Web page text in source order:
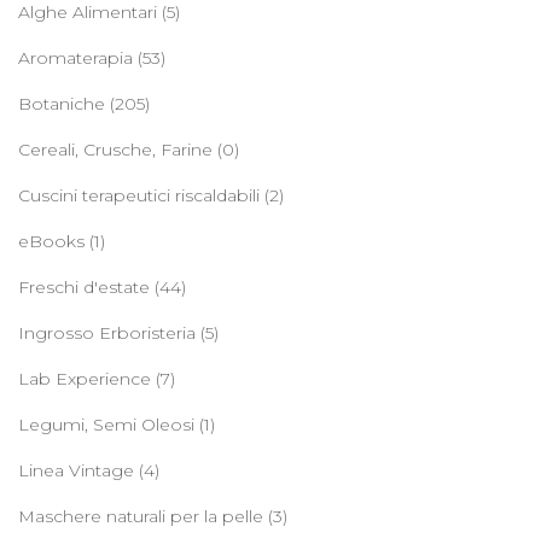
Alghe Alimentari (5)
Aromaterapia (53)
Botaniche (205)
Cereali, Crusche, Farine (0)
Cuscini terapeutici riscaldabili (2)
eBooks (1)
Freschi d'estate (44)
Ingrosso Erboristeria (5)
Lab Experience (7)
Legumi, Semi Oleosi (1)
Linea Vintage (4)
Maschere naturali per la pelle (3)